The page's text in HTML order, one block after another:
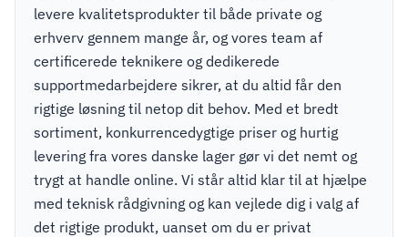
levere kvalitetsprodukter til både private og
erhverv gennem mange år, og vores team af
certificerede teknikere og dedikerede
supportmedarbejdere sikrer, at du altid får den
rigtige løsning til netop dit behov. Med et bredt
sortiment, konkurrencedygtige priser og hurtig
levering fra vores danske lager gør vi det nemt og
trygt at handle online. Vi står altid klar til at hjælpe
med teknisk rådgivning og kan vejlede dig i valg af
det rigtige produkt, uanset om du er privat